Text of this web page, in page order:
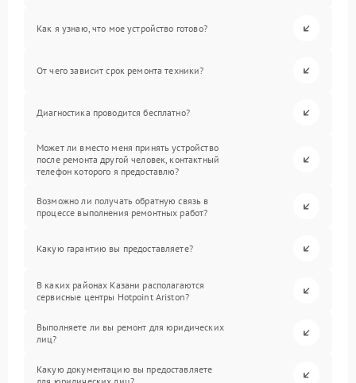
Как я узнаю, что мое устройство готово?
От чего зависит срок ремонта техники?
Диагностика проводится бесплатно?
Может ли вместо меня принять устройство
после ремонта другой человек, контактный
телефон которого я предоставлю?
Возможно ли получать обратную связь в
процессе выполнения ремонтных работ?
Какую гарантию вы предоставляете?
В каких районах Казани располагаются
сервисные центры Hotpoint Ariston?
Выполняете ли вы ремонт для юридических
лиц?
Какую документацию вы предоставляете
для юридических лиц?